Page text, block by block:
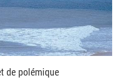
de polémique